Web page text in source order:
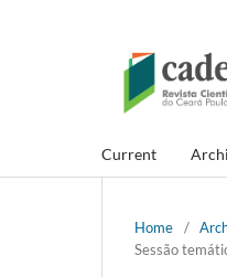
Current
Home /
Sessão